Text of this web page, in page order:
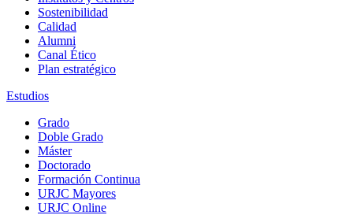
Sostenibilidad
Calidad
Alumni
Canal Ético
Plan estratégico
Estudios
Grado
Doble Grado
Máster
Doctorado
Formación Continua
URJC Mayores
URJC Online